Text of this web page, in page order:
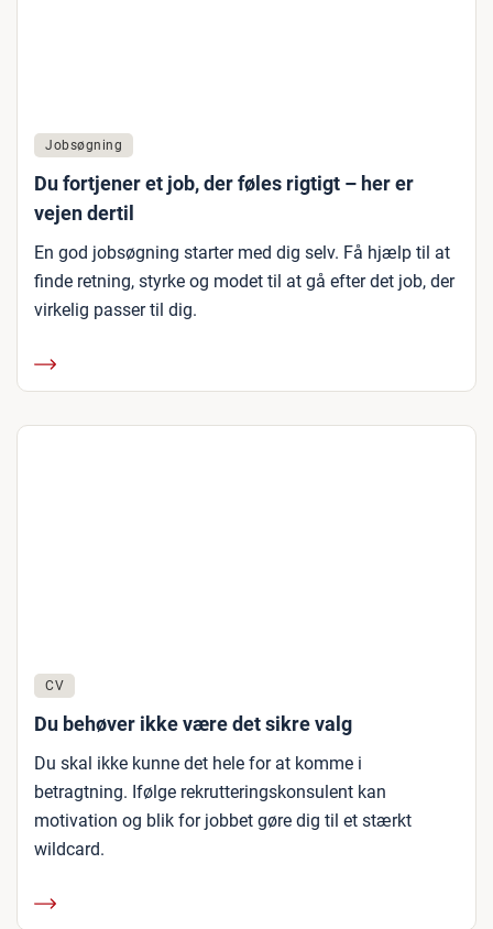
Jobsøgning
Du fortjener et job, der føles rigtigt – her er
vejen dertil
En god jobsøgning starter med dig selv. Få hjælp til at
finde retning, styrke og modet til at gå efter det job, der
virkelig passer til dig.
CV
Du behøver ikke være det sikre valg
Du skal ikke kunne det hele for at komme i
betragtning. Ifølge rekrutteringskonsulent kan
motivation og blik for jobbet gøre dig til et stærkt
wildcard.